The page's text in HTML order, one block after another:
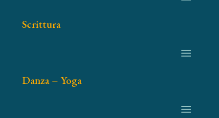
Scrittura
Danza – Yoga